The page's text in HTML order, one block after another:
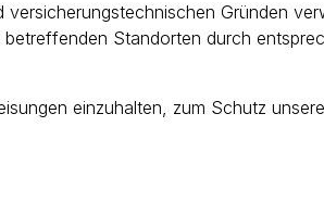
Gründen
Standorten durch
einzuhalten, zum Schutz